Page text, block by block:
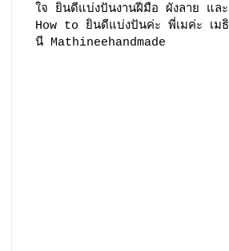
ใจ ยินดีแบ่งปันงานฝีมือ ผังลาย และ
How to ยินดีแบ่งปันค่ะ พี่เมค่ะ เมธิ
นี Mathineehandmade